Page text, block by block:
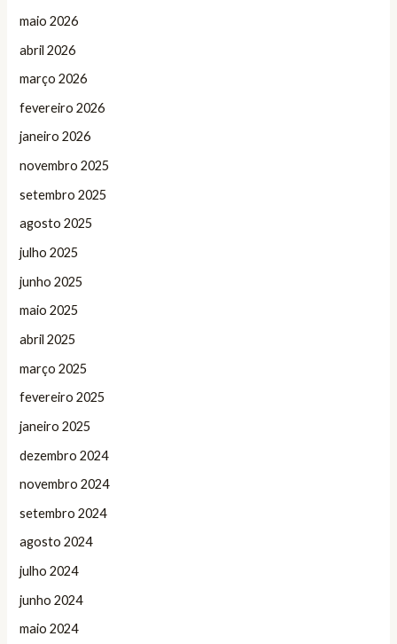
maio 2026
abril 2026
março 2026
fevereiro 2026
janeiro 2026
novembro 2025
setembro 2025
agosto 2025
julho 2025
junho 2025
maio 2025
abril 2025
março 2025
fevereiro 2025
janeiro 2025
dezembro 2024
novembro 2024
setembro 2024
agosto 2024
julho 2024
junho 2024
maio 2024